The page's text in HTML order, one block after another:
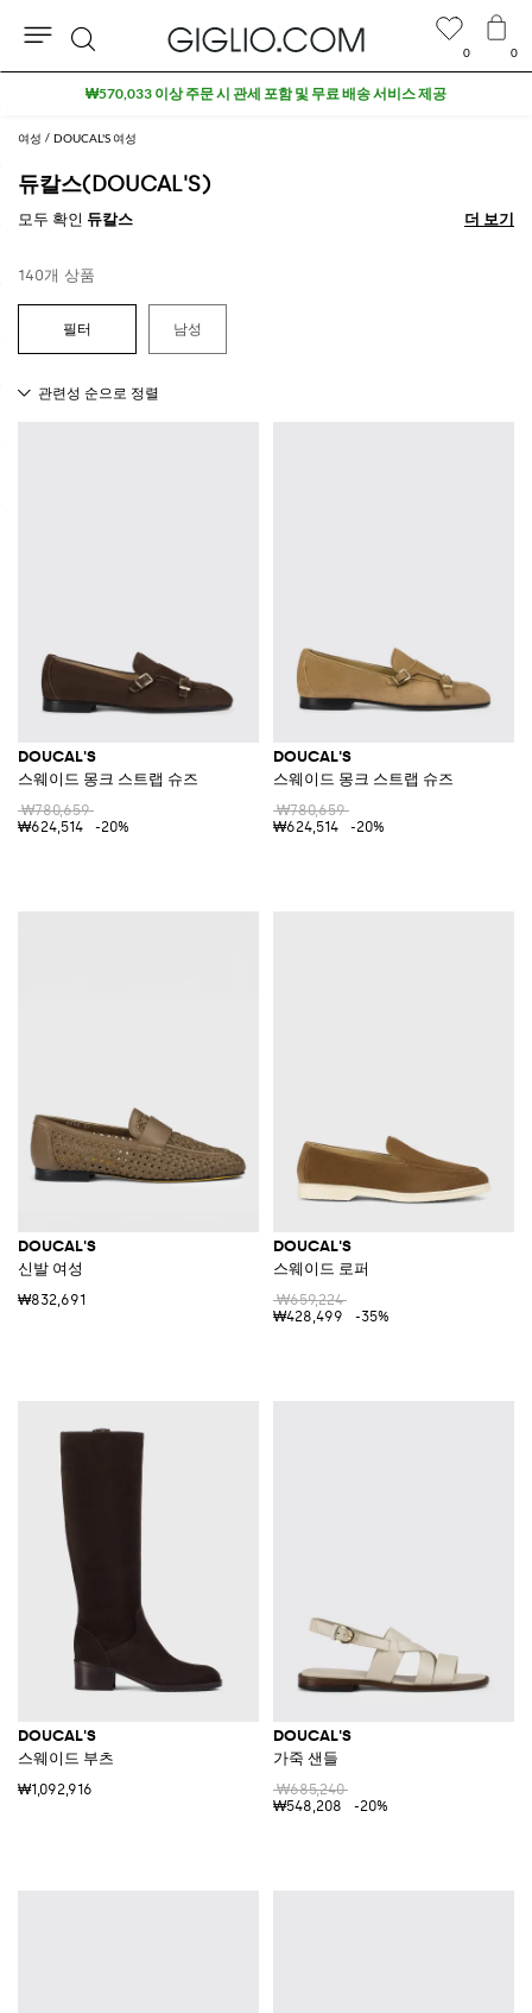
여성 DOUCAL'S 여성
듀칼스(DOUCAL'S)
모두 확인 듀칼스 더 보기
더 보기
140개 상품
남성
DOUCAL'S
스웨이드 몽크 스트랩 슈즈
₩780,659
₩624,514
-20%
DOUCAL'S
스웨이드 몽크 스트랩 슈즈
₩780,659
₩624,514
-20%
DOUCAL'S
신발 여성
₩832,691
DOUCAL'S
스웨이드 로퍼
₩659,224
₩428,499
-35%
DOUCAL'S
스웨이드 부츠
₩1,092,916
DOUCAL'S
가죽 샌들
₩685,240
₩548,208
-20%
0 0
검
색